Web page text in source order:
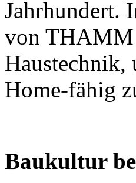
Jahrhundert.
von THAMM
Haustechnik,
Home-fähig
Baukultur